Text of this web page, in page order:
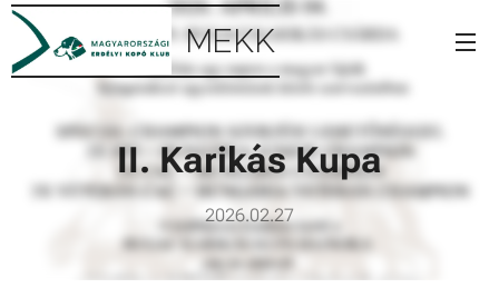
MEKK
II. Karikás Kupa
2026.02.27